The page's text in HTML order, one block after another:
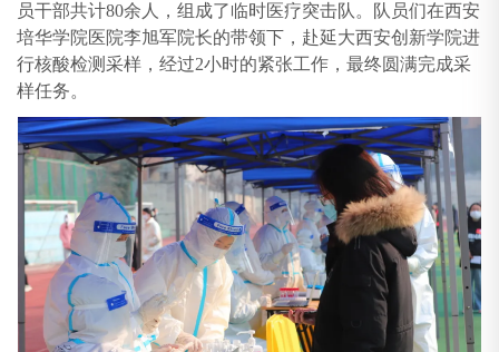
员干部共计80余人，组成了临时医疗突击队。队员们在西安
培华学院医院李旭军院长的带领下，赴延大西安创新学院进
行核酸检测采样，经过2小时的紧张工作，最终圆满完成采
样任务。